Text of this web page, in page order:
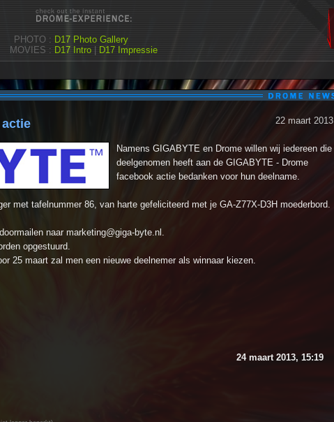
PHOTO : D17 Photo Gallery
MOVIES : D17 Intro D17 Impressie
22 maart 2013
Namens GIGABYTE en Drome willen wij iedereen die
deelgenomen heeft aan de GIGABYTE - Drome
facebook actie bedanken voor hun deelname.
met tafelnummer 86, van harte gefeliciteerd met je GA-Z77X-D3H moederbord.
naar marketing@giga-byte.nl .
opgestuurd.
25 maart zal men een nieuwe deelnemer als winnaar kiezen.
24 maart 2013, 15:19